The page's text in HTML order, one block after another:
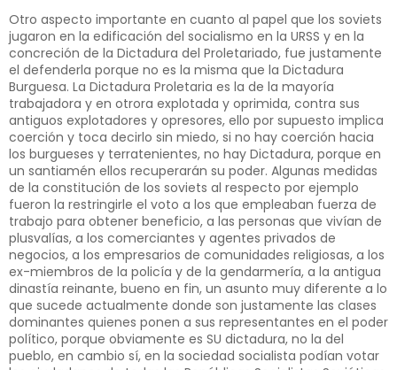
Otro aspecto importante en cuanto al papel que los soviets
jugaron en la edificación del socialismo en la URSS y en la
concreción de la Dictadura del Proletariado, fue justamente
el defenderla porque no es la misma que la Dictadura
Burguesa. La Dictadura Proletaria es la de la mayoría
trabajadora y en otrora explotada y oprimida, contra sus
antiguos explotadores y opresores, ello por supuesto implica
coerción y toca decirlo sin miedo, si no hay coerción hacia
los burgueses y terratenientes, no hay Dictadura, porque en
un santiamén ellos recuperarán su poder. Algunas medidas
de la constitución de los soviets al respecto por ejemplo
fueron la restringirle el voto a los que empleaban fuerza de
trabajo para obtener beneficio, a las personas que vivían de
plusvalías, a los comerciantes y agentes privados de
negocios, a los empresarios de comunidades religiosas, a los
ex-miembros de la policía y de la gendarmería, a la antigua
dinastía reinante, bueno en fin, un asunto muy diferente a lo
que sucede actualmente donde son justamente las clases
dominantes quienes ponen a sus representantes en el poder
político, porque obviamente es SU dictadura, no la del
pueblo, en cambio sí, en la sociedad socialista podían votar